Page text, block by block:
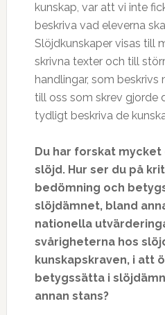
kunskap, var att vi inte
beskriva vad eleverna
Slöjdkunskaper visas till
skrivna texter och till
handlingar, som beskrivs
till oss som skrev gjorde
tydligt beskriva de
Du har forskat
slöjd. Hur ser du på
bedömning och
slöjdämnet, bland
nationella
svårigheterna hos
kunskapskraven, i att
betygssätta i
annan stans?